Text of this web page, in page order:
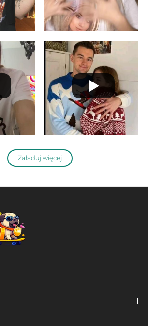
Załaduj więcej